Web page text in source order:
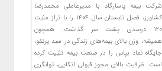
شرکت بیمه پاسارگاد با مدیرعاملی محمدرضا
کشاورز، فصل تابستان سال ۱۴۰۴ را با تراز مثبت
۱۲۰ درصدی پشت سر گذاشت. همچون
همیشه، وزن بالای بیمه‌های زندگی در سبد پرتفو،
جایگاه نماد بپاس را در صنعت بیمه تثبیت کرده
است. ظرفیت بالای مجوز قبولی اتکایی، توانگری